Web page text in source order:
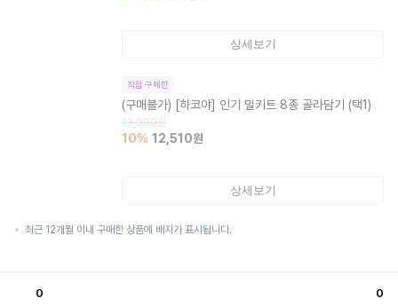
상세보기
직접 구매한
(구매불가) [하코야] 인기 밀키트 8종 골라담기 (택1)
13,900원
10% 12,510원
상세보기
최근 12개월 이내 구매한 상품에 배지가 표시됩니다.
0 0